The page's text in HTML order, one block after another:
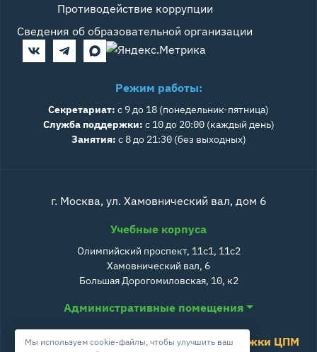
Противодействие коррупции
Сведения об образовательной организации
Режим работы:
Секретариат: с 9 до 18 (понедельник-пятница)
Служба поддержки: с 10 до 20:00 (каждый день)
Занятия: с 8 до 21:30 (без выходных)
г. Москва, ул. Хамовнический вал, дом 6
Учебные корпуса
Олимпийский проспект, 11с1, 11с2
Хамовнический вал, 6
Большая Дорогомиловская, 10, к2
Административные помещения
Служба поддержки ЦПМ
Мы используем cookie-файлы, чтобы улучшить ваш